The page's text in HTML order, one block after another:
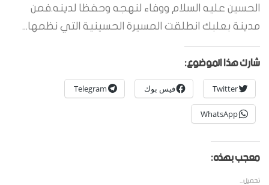
الحسين عليه السلام ووفاء لنهجه وحفظا لدينه.فمن
مدينة بعلبك انطلقت المسيرة الحسينية التي نظمها...
شارك هذا الموضوع:
Twitter فيس بوك Telegram
WhatsApp
معجب بهذه:
تحميل...